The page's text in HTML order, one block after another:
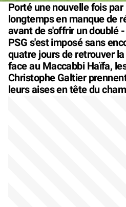
Porté une nouvelle fois
longtemps en manque de
avant de s'offrir un doublé
PSG s'est imposé sans
quatre jours de retrouver
face au Maccabbi Haïfa,
Christophe Galtier
leurs aises en tête du